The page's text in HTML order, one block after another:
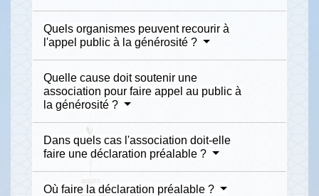
Quels organismes peuvent recourir à
l'appel public à la générosité ?
Quelle cause doit soutenir une
association pour faire appel au public à
la générosité ?
Dans quels cas l'association doit-elle
faire une déclaration préalable ?
Où faire la déclaration préalable ?